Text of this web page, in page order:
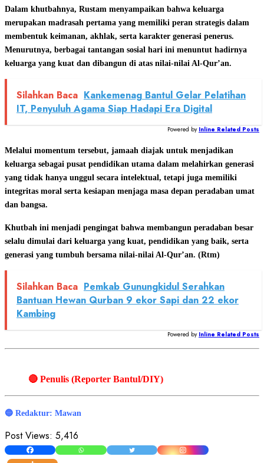
Dalam khutbahnya, Rustam menyampaikan bahwa keluarga
merupakan madrasah pertama yang memiliki peran strategis dalam
membentuk keimanan, akhlak, serta karakter generasi penerus.
Menurutnya, berbagai tantangan sosial hari ini menuntut hadirnya
keluarga yang kuat dan dibangun di atas nilai-nilai Al-Qur’an.
Silahkan Baca Kankemenag Bantul Gelar Pelatihan
IT, Penyuluh Agama Siap Hadapi Era Digital
Powered by Inline Related Posts
Melalui momentum tersebut, jamaah diajak untuk menjadikan
keluarga sebagai pusat pendidikan utama dalam melahirkan generasi
yang tidak hanya unggul secara intelektual, tetapi juga memiliki
integritas moral serta kesiapan menjaga masa depan peradaban umat
dan bangsa.
Khutbah ini menjadi pengingat bahwa membangun peradaban besar
selalu dimulai dari keluarga yang kuat, pendidikan yang baik, serta
generasi yang tumbuh bersama nilai-nilai Al-Qur’an. (Rtm)
Silahkan Baca Pemkab Gunungkidul Serahkan
Bantuan Hewan Qurban 9 ekor Sapi dan 22 ekor
Kambing
Powered by Inline Related Posts
🔴 Penulis (Reporter Bantul/DIY)
🔵 Redaktur: Mawan
Post Views: 5,416